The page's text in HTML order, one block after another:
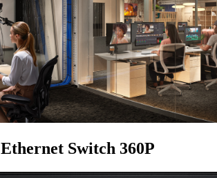
Ethernet Switch 360P